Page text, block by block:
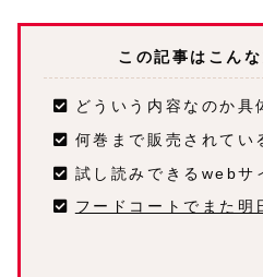
この記事はこん
どういう内容なのか具
何巻まで販売されてい
試し読みできるwebサ
フードコートでまた明